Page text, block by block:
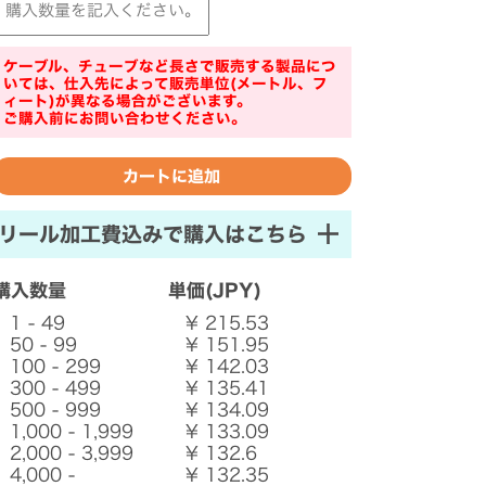
ケーブル、チューブなど長さで販売する製品につ
いては、仕入先によって販売単位(メートル、フ
ィート)が異なる場合がございます。
ご購入前にお問い合わせください。
リール加工費込みで購入はこちら
入数量
単価(JPY)
1 - 49
¥ 215.53
50 - 99
¥ 151.95
100 - 299
¥ 142.03
300 - 499
¥ 135.41
500 - 999
¥ 134.09
1,000 - 1,999
¥ 133.09
2,000 - 3,999
¥ 132.6
4,000 -
¥ 132.35